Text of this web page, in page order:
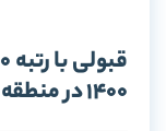
1400 در منطقه 2: